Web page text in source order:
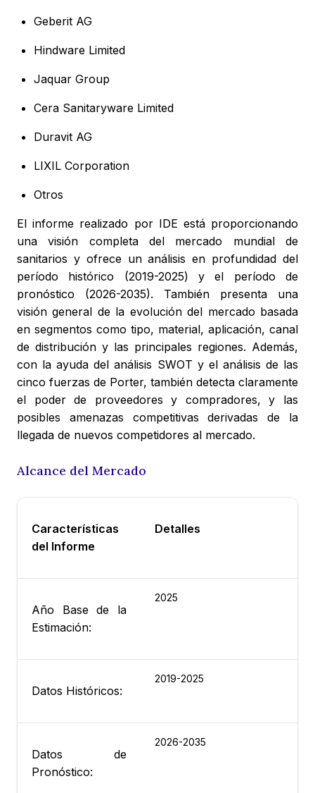
Geberit AG
Hindware Limited
Jaquar Group
Cera Sanitaryware Limited
Duravit AG
LIXIL Corporation
Otros
El informe realizado por IDE está proporcionando
una visión completa del mercado mundial de
sanitarios y ofrece un análisis en profundidad del
período histórico (2019-2025) y el período de
pronóstico (2026-2035). También presenta una
visión general de la evolución del mercado basada
en segmentos como tipo, material, aplicación, canal
de distribución y las principales regiones. Además,
con la ayuda del análisis SWOT y el análisis de las
cinco fuerzas de Porter, también detecta claramente
el poder de proveedores y compradores, y las
posibles amenazas competitivas derivadas de la
llegada de nuevos competidores al mercado.
Alcance del Mercado
Características
del Informe
Detalles
Año Base de la
Estimación:
2025
Datos Históricos:
2019-2025
Datos de
Pronóstico:
2026-2035